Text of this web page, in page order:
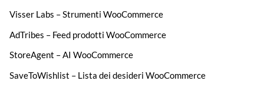
Visser Labs – Strumenti WooCommerce
AdTribes – Feed prodotti WooCommerce
StoreAgent – AI WooCommerce
SaveToWishlist – Lista dei desideri WooCommerce